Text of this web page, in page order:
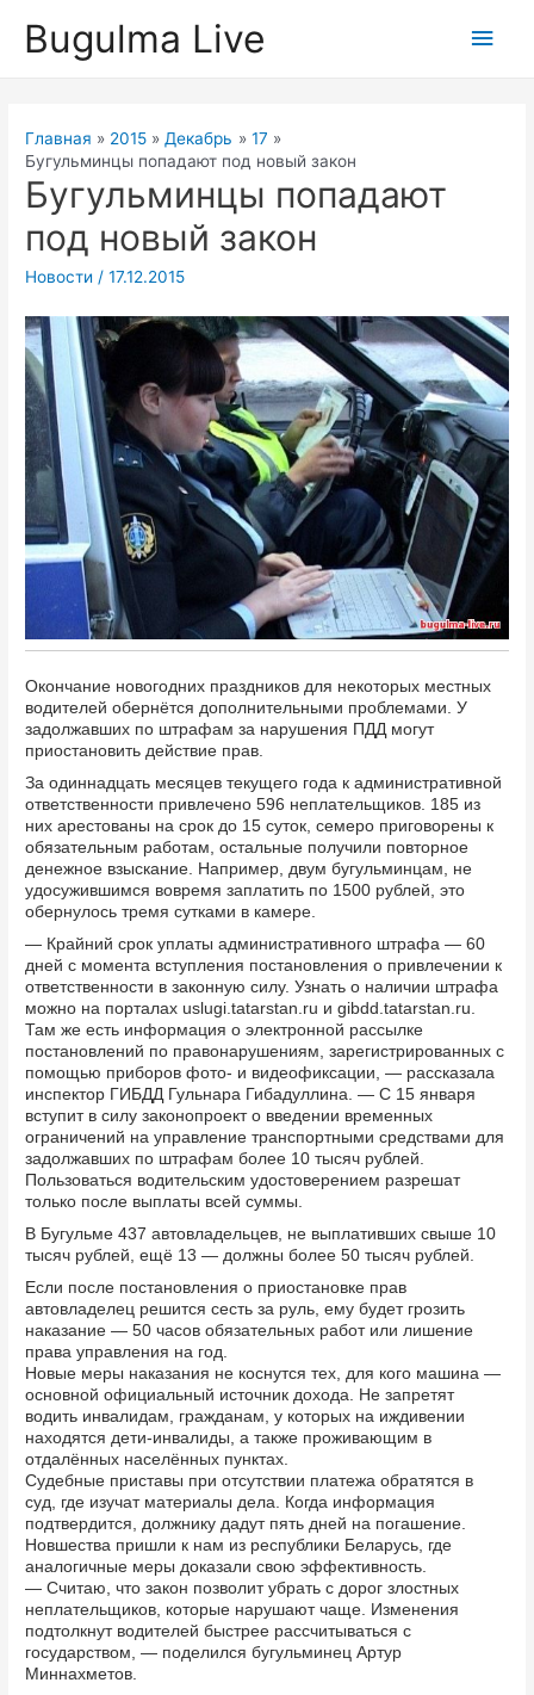
Bugulma Live
Главная 2015 Декабрь
17
Бугульминцы попадают под новый закон
Бугульминцы попадают
под новый закон
Новости /17.12.2015
Окончание новогодних праздников для некоторых местных
водителей обернётся дополнительными проблемами. У
задолжавших по штрафам за нарушения ПДД могут
приостановить действие прав.
За одиннадцать месяцев текущего года к административной
ответственности привлечено 596 неплательщиков. 185 из
них арестованы на срок до 15 суток, семеро приговорены к
обязательным работам, остальные получили повторное
денежное взыскание. Например, двум бугульминцам, не
удосужившимся вовремя заплатить по 1500 рублей, это
обернулось тремя сутками в камере.
— Крайний срок уплаты административного штрафа — 60
дней с момента вступления постановления о привлечении к
ответственности в законную силу. Узнать о наличии штрафа
можно на порталах uslugi.tatarstan.ru и gibdd.tatarstan.ru.
Там же есть информация о электронной рассылке
постановлений по правонарушениям, зарегистрированных с
помощью приборов фото- и видеофиксации, — рассказала
инспектор ГИБДД Гульнара Гибадуллина. — С 15 января
вступит в силу законопроект о введении временных
ограничений на управление транспортными средствами для
задолжавших по штрафам более 10 тысяч рублей.
Пользоваться водительским удостоверением разрешат
только после выплаты всей суммы.
В Бугульме 437 автовладельцев, не выплативших свыше 10
тысяч рублей, ещё 13 — должны более 50 тысяч рублей.
Если после постановления о приостановке прав
автовладелец решится сесть за руль, ему будет грозить
наказание — 50 часов обязательных работ или лишение
права управления на год.
Новые меры наказания не коснутся тех, для кого машина —
основной официальный источник дохода. Не запретят
водить инвалидам, гражданам, у которых на иждивении
находятся дети-инвалиды, а также проживающим в
отдалённых населённых пунктах.
Судебные приставы при отсутствии платежа обратятся в
суд, где изучат материалы дела. Когда информация
подтвердится, должнику дадут пять дней на погашение.
Новшества пришли к нам из республики Беларусь, где
аналогичные меры доказали свою эффективность.
— Считаю, что закон позволит убрать с дорог злостных
неплательщиков, которые нарушают чаще. Изменения
подтолкнут водителей быстрее рассчитываться с
государством, — поделился бугульминец Артур
Миннахметов.